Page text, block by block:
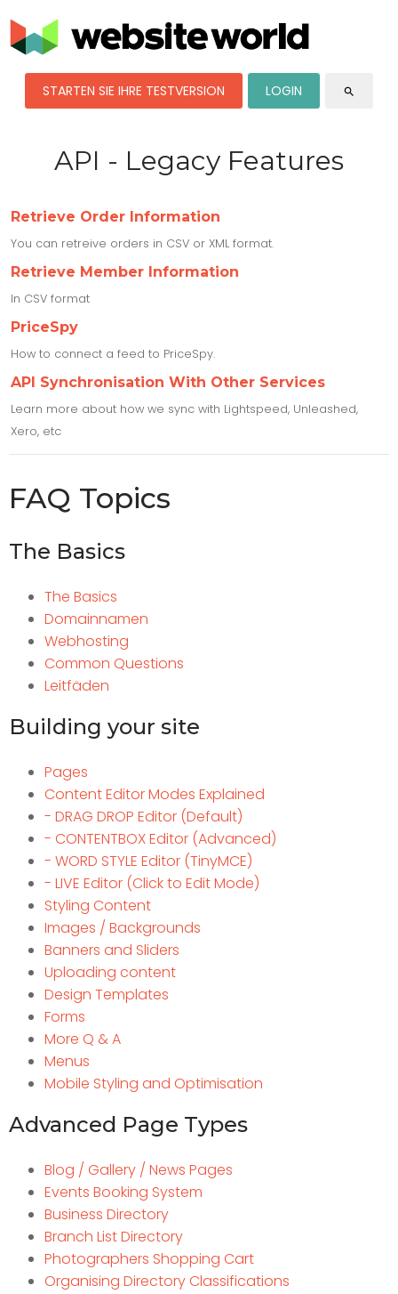
STARTEN SIE IHRE TESTVERSION LOGIN search
API - Legacy Features
Retrieve Order Information
You can retreive orders in CSV or XML format.
Retrieve Member Information
In CSV format
PriceSpy
How to connect a feed to PriceSpy.
API Synchronisation With Other Services
Learn more about how we sync with Lightspeed, Unleashed,
Xero, etc
FAQ Topics
The Basics
The Basics
Domainnamen
Webhosting
Common Questions
Leitfäden
Building your site
Pages
Content Editor Modes Explained
- DRAG DROP Editor (Default)
- CONTENTBOX Editor (Advanced)
- WORD STYLE Editor (TinyMCE)
- LIVE Editor (Click to Edit Mode)
Styling Content
Images / Backgrounds
Banners and Sliders
Uploading content
Design Templates
Forms
More Q & A
Menus
Mobile Styling and Optimisation
Advanced Page Types
Blog / Gallery / News Pages
Events Booking System
Business Directory
Branch List Directory
Photographers Shopping Cart
Organising Directory Classifications